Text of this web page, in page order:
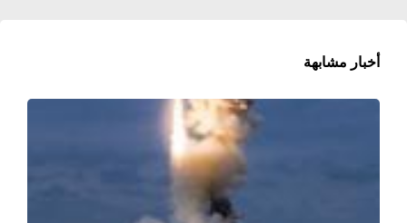
أخبار مشابهة